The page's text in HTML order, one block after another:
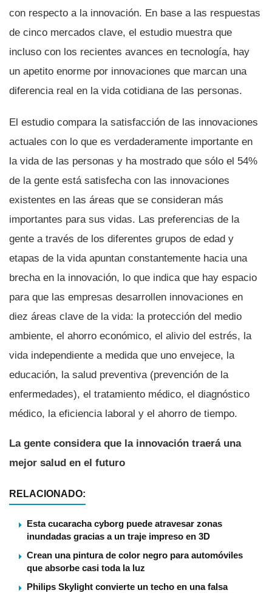
con respecto a la innovación. En base a las respuestas
de cinco mercados clave, el estudio muestra que
incluso con los recientes avances en tecnologí­a, hay
un apetito enorme por innovaciones que marcan una
diferencia real en la vida cotidiana de las personas.
El estudio compara la satisfacción de las innovaciones
actuales con lo que es verdaderamente importante en
la vida de las personas y ha mostrado que sólo el 54%
de la gente está satisfecha con las innovaciones
existentes en las áreas que se consideran más
importantes para sus vidas. Las preferencias de la
gente a través de los diferentes grupos de edad y
etapas de la vida apuntan constantemente hacia una
brecha en la innovación, lo que indica que hay espacio
para que las empresas desarrollen innovaciones en
diez áreas clave de la vida: la protección del medio
ambiente, el ahorro económico, el alivio del estrés, la
vida independiente a medida que uno envejece, la
educación, la salud preventiva (prevención de la
enfermedades), el tratamiento médico, el diagnóstico
médico, la eficiencia laboral y el ahorro de tiempo.
La gente considera que la innovación traerá una
mejor salud en el futuro
RELACIONADO:
Esta cucaracha cyborg puede atravesar zonas
inundadas gracias a un traje impreso en 3D
Crean una pintura de color negro para automóviles
que absorbe casi toda la luz
Philips Skylight convierte un techo en una falsa